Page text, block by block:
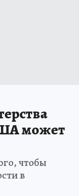
может
чтобы
в